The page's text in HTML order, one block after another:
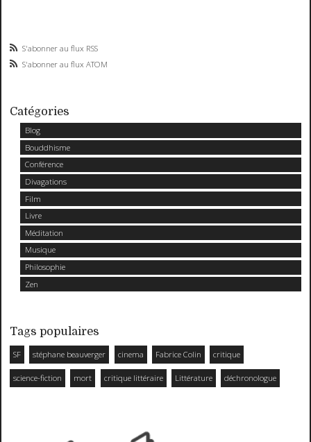
S'abonner au flux RSS
S'abonner au flux ATOM
Catégories
Blog
Bouddhisme
Conférence
Divagations
Film
Livre
Méditation
Musique
Philosophie
Zen
Tags populaires
SF stéphane beauverger cinema Fabrice Colin critique
science-fiction mort critique littéraire Littérature déchronologue